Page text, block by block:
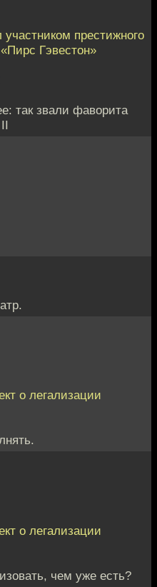
престижного
Гэвестон»
так звали фаворита
о легализации
о легализации
чем уже есть?